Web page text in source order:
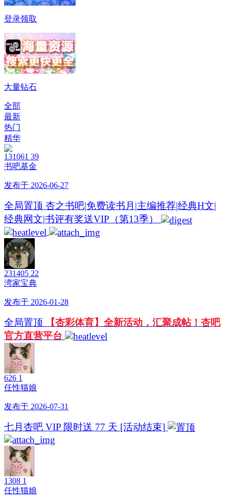
登录领取
大量钻石
全部
最新
热门
精华
131061 39
书吧基金
发布于 2026-06-27
全局置顶 杏之书吧|免费读书月|主编推荐|经典H文|
经典网文|书评有奖送VIP（第13季）
231405 22
湾家宝典
发布于 2026-01-28
全局置顶
【杏彩体育】全新活动，汇聚成帖！杏吧
官方直营平台
626 1
任性猫娘
发布于 2026-07-31
七月杏吧 VIP 限时送 77 天 [活动结束]
1308 1
任性猫娘